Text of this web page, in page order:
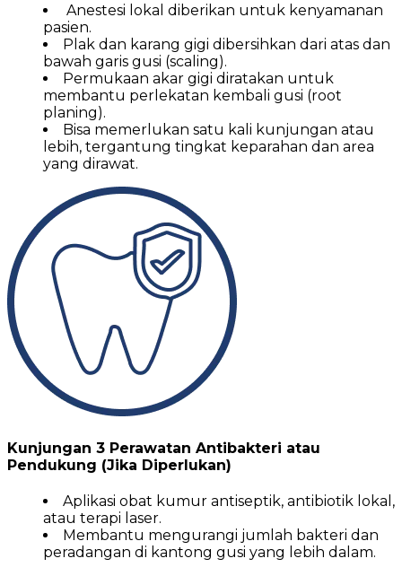
Anestesi lokal diberikan untuk kenyamanan
pasien.
Plak dan karang gigi dibersihkan dari atas dan
bawah garis gusi (scaling).
Permukaan akar gigi diratakan untuk
membantu perlekatan kembali gusi (root
planing).
Bisa memerlukan satu kali kunjungan atau
lebih, tergantung tingkat keparahan dan area
yang dirawat.
Kunjungan 3 Perawatan Antibakteri atau
Pendukung (Jika Diperlukan)
Aplikasi obat kumur antiseptik, antibiotik lokal,
atau terapi laser.
Membantu mengurangi jumlah bakteri dan
peradangan di kantong gusi yang lebih dalam.